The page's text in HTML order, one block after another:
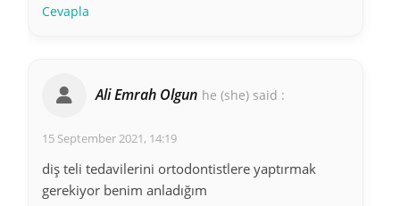
Cevapla
Ali Emrah Olgun he (she) said :
15 September 2021, 14:19
diş teli tedavilerini ortodontistlere yaptırmak
gerekiyor benim anladığım